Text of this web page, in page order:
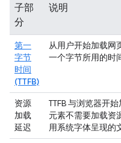
子部
分
说明
第一
字节
时间
(TTFB)
从用户开始加载网
一个字节所用的时
资源
加载
延迟
TTFB 与浏览器开
元素不需要加载资
用系统字体呈现的